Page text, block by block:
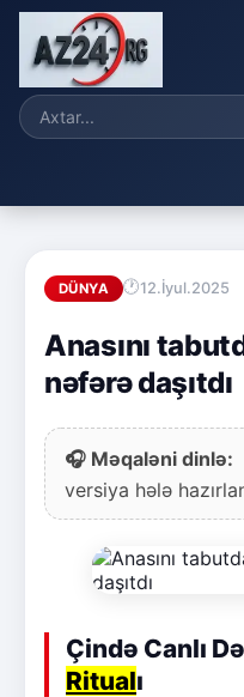
DÜNYA 12.İyul.2025
Anasını
nəfərə daşıtdı
🎧 Məqaləni dinlə:
versiya hələ
Çində Canlı
Ritualı